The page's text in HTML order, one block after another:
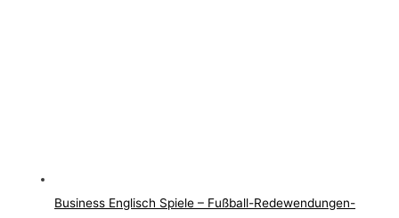
Business Englisch Spiele – Fußball-Redewendungen-